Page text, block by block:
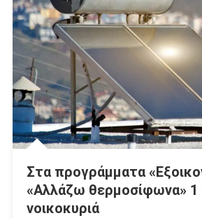
Στα προγράμματα
«Αλλάζω θερμοσίφωνα» 1
νοικοκυριά